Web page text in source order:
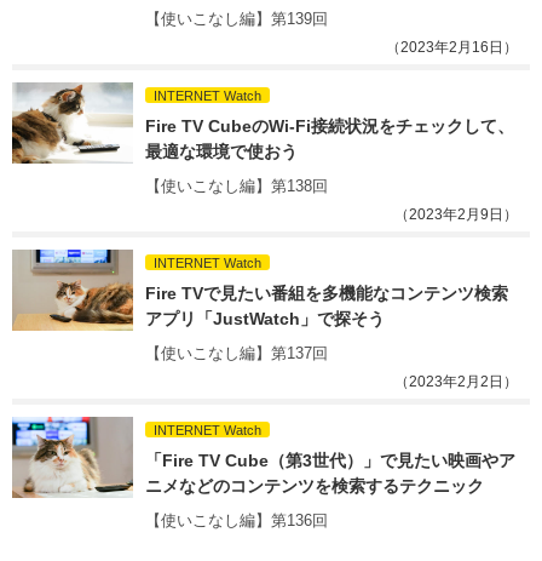
【使いこなし編】第139回
（2023年2月16日）
INTERNET Watch
Fire TV CubeのWi-Fi接続状況をチェックして、
最適な環境で使おう
【使いこなし編】第138回
（2023年2月9日）
INTERNET Watch
Fire TVで見たい番組を多機能なコンテンツ検索
アプリ「JustWatch」で探そう
【使いこなし編】第137回
（2023年2月2日）
INTERNET Watch
「Fire TV Cube（第3世代）」で見たい映画やア
ニメなどのコンテンツを検索するテクニック
【使いこなし編】第136回